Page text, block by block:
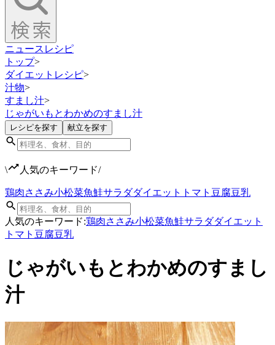
ニュース レシピ
トップ>
ダイエットレシピ>
汁物>
すまし汁>
じゃがいもとわかめのすまし汁
レシピを探す 献立を探す
\ 人気のキーワード/
鶏肉ささみ小松菜魚鮭サラダダイエット トマト 豆腐豆乳
人気のキーワード:鶏肉ささみ小松菜魚鮭サラダダイエット
トマト 豆腐豆乳
じゃがいもとわかめのすまし
汁